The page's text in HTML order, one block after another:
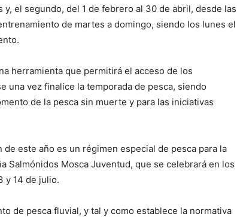
y, el segundo, del 1 de febrero al 30 de abril, desde las
de martes a domingo, siendo los lunes el
herramienta que permitirá el acceso de los
una vez finalice la temporada de pesca, siendo
de la pesca sin muerte y para las iniciativas
este año es un régimen especial de pesca para la
Salmónidos Mosca Juventud, que se celebrará en los
y 14 de julio.
de pesca fluvial, y tal y como establece la normativa